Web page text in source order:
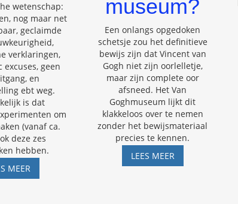
wetenschap:
nog maar net
geclaimde
verklaringen,
excuses, geen
en
ebt weg.
is dat
om
(vanaf ca.
deze zes
hebben.
MEERPATHOLOGISCHE
WETENSCHAP
museum?
Een onlangs opgedoken
schetsje zou het definitieve
bewijs zijn dat Vincent van
Gogh niet zijn oorlelletje,
maar zijn complete oor
afsneed. Het Van
Goghmuseum lijkt dit
klakkeloos over te nemen
zonder het bewijsmateriaal
precies te kennen.
LEES MEERVAN
GOGHS